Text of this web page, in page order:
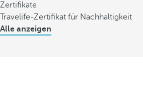
Zertifikate
Travelife-Zertifikat für Nachhaltigkeit
Alle anzeigen